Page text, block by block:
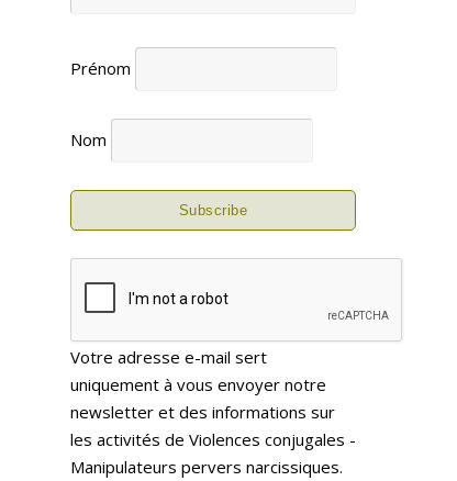
Prénom
Nom
Votre adresse e-mail sert
uniquement à vous envoyer notre
newsletter et des informations sur
les activités de Violences conjugales -
Manipulateurs pervers narcissiques.